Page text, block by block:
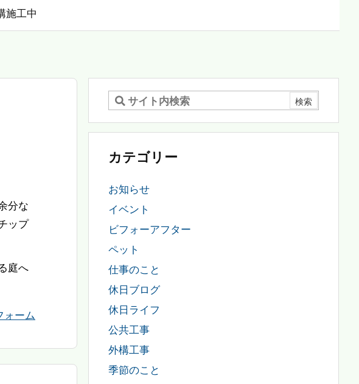
施工中
分な
ップ
庭へ
ォーム
カテゴリー
お知らせ
イベント
ビフォーアフター
ペット
仕事のこと
休日ブログ
休日ライフ
公共工事
外構工事
季節のこと